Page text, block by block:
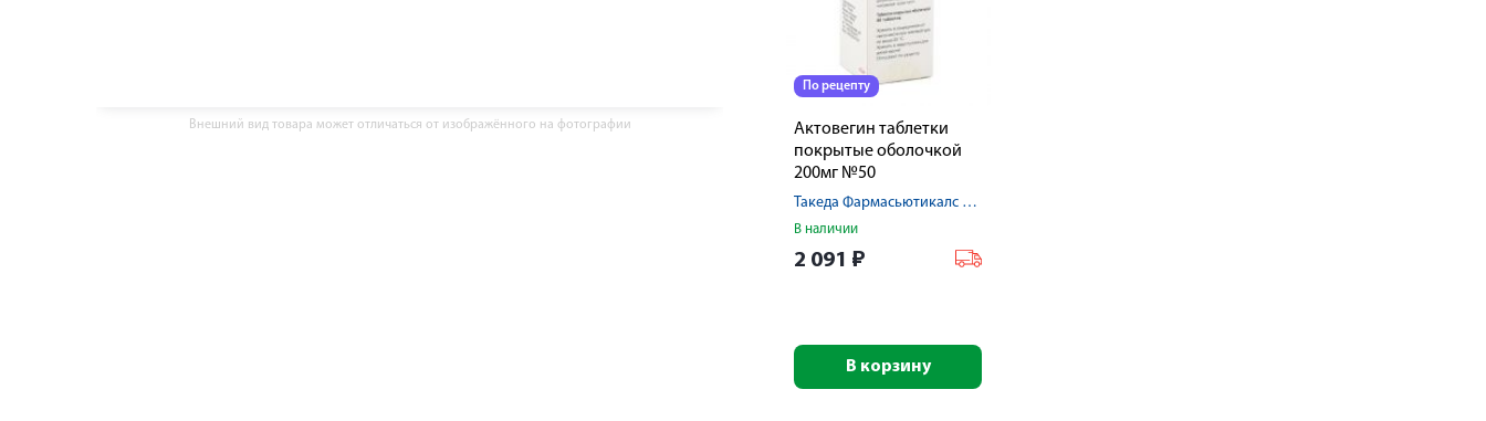
Внешний вид товара может отличаться от изображённого на фотографии
По рецепту
Актовегин таблетки
покрытые оболочкой
200мг №50
Такеда Фармасьютикалс ООО
В наличии
2 091 ₽
В корзину